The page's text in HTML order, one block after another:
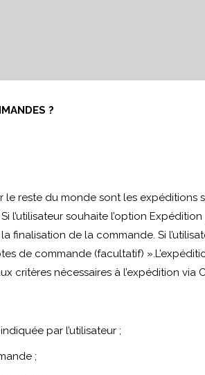
?
le reste du monde sont les expéditions
l’utilisateur souhaite l’option
de la commande. Si
de commande (facultatif)
critères nécessaires à l’expédition via
par l’utilisateur ;
;